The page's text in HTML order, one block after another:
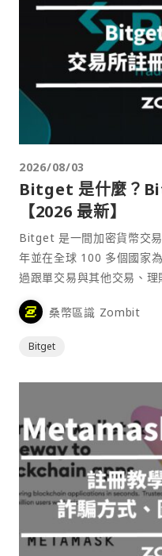
2026/08/03
Bitget 是什麼？
【2026 最新】
Bitget 是一間加密貨幣交
年並在全球 100 多個國家
過跟單交易與其他交易、理
桑幣區識 Zombit
Bitget